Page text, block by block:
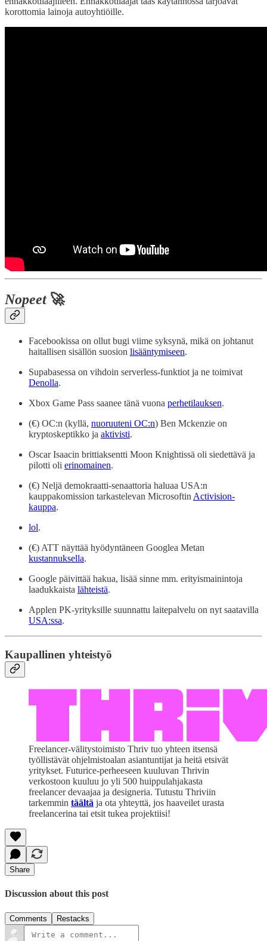
korottomia lainoja autoyhtiöille.
Nopeet🚀
Facebookissa on ollut bugi viime syksynä, mikä on johtanut
haitallisen sisällön suosion lisääntymiseen.
Supabasessa on vihdoin serverless-funktiot ja ne toimivat
Denolla.
Xbox Game Pass saanee tänä vuona perhetilauksen.
(€) OC:n (kyllä, nuoruuteni OC:n) Ben Mckenzie on
kryptoskeptikko ja aktivisti.
Oscar Isaacin brittiaksentti Moon Knightissä oli siedettävä ja
pilotti oli erinomainen.
(€) Neljä demokraatti-senaattoria haluaa USA:n
kauppakomission tarkastelevan Microsoftin Activision-
kauppa.
lol.
(€) ATT näyttää hyödyntäneen Googlea Metan
kustannuksella.
Google päivittää hakua, lisää sinne mm. erityismainintoja
laadukkaista lähteistä.
Applen PK-yrityksille suunnattu laitepalvelu on nyt saatavilla
USA:ssa.
Kaupallinen yhteistyö
Freelancer-välitystoimisto Thriv tuo yhteen itsensä
työllistävät ohjelmistoalan asiantuntijat ja heitä etsivät
yritykset. Futurice-perheeseen kuuluvan Thrivin
verkostoon kuuluu jo yli 500 huippulahjakasta
freelancer devaajaa ja designeria. Tutustu Thriviin
tarkemmin täältä ja ota yhteyttä, jos haaveilet urasta
freelancerina tai etsit tukea projektiisi!
Share
Discussion about this post
Comments Restacks